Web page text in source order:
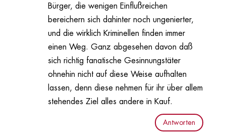
Bürger, die wenigen Einflußreichen
bereichern sich dahinter noch ungenierter,
und die wirklich Kriminellen finden immer
einen Weg. Ganz abgesehen davon daß
sich richtig fanatische Gesinnungstäter
ohnehin nicht auf diese Weise aufhalten
lassen, denn diese nehmen für ihr über allem
stehendes Ziel alles andere in Kauf.
Antworten